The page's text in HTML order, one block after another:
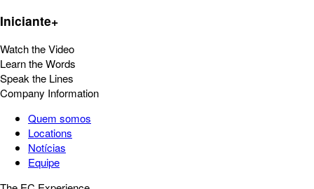
Iniciante+
Watch the Video
Learn the Words
Speak the Lines
Company Information
Quem somos
Locations
Notícias
Equipe